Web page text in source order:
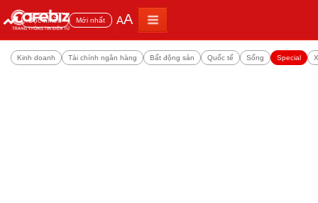
Đọc nhiều Mới nhất AA
Kinh doanh Tài chính ngân hàng Bất động sản Quốc tế Sống Special